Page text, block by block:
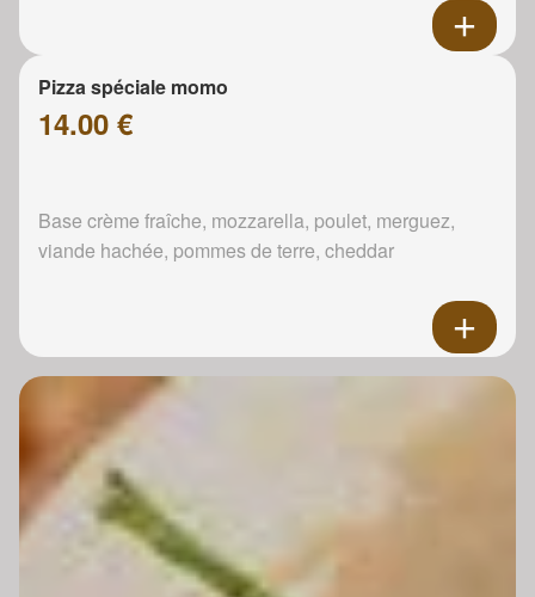
Pizza spéciale momo
14.00 €
Base crème fraîche, mozzarella, poulet, merguez,
viande hachée, pommes de terre, cheddar